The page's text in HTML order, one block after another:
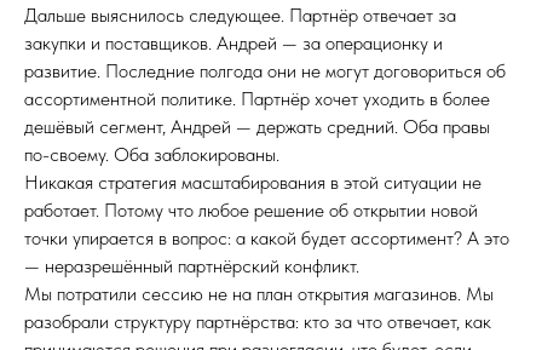
Дальше выяснилось следующее. Партнёр отвечает за
закупки и поставщиков. Андрей — за операционку и
развитие. Последние полгода они не могут договориться об
ассортиментной политике. Партнёр хочет уходить в более
дешёвый сегмент, Андрей — держать средний. Оба правы
по-своему. Оба заблокированы.
Никакая стратегия масштабирования в этой ситуации не
работает. Потому что любое решение об открытии новой
точки упирается в вопрос: а какой будет ассортимент? А это
— неразрешённый партнёрский конфликт.
Мы потратили сессию не на план открытия магазинов. Мы
разобрали структуру партнёрства: кто за что отвечает, как